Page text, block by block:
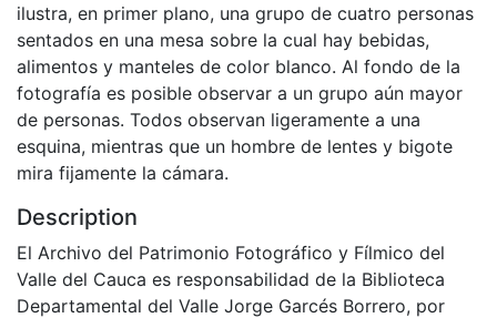
ilustra, en primer plano, una grupo de cuatro personas
sentados en una mesa sobre la cual hay bebidas,
alimentos y manteles de color blanco. Al fondo de la
fotografía es posible observar a un grupo aún mayor
de personas. Todos observan ligeramente a una
esquina, mientras que un hombre de lentes y bigote
mira fijamente la cámara.
Description
El Archivo del Patrimonio Fotográfico y Fílmico del
Valle del Cauca es responsabilidad de la Biblioteca
Departamental del Valle Jorge Garcés Borrero, por